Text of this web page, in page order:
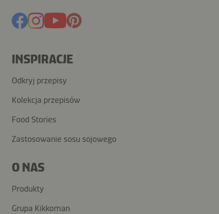
INSPIRACJE
Odkryj przepisy
Kolekcja przepisów
Food Stories
Zastosowanie sosu sojowego
O NAS
Produkty
Grupa Kikkoman